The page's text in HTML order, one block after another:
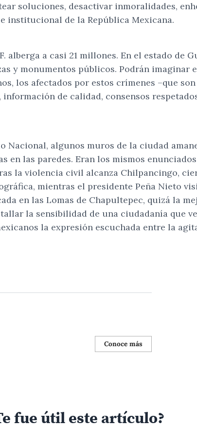
soluciones, desactivar inmoralidades,
institucional de la República Mexicana.
alberga a casi 21 millones. En el estado de
y monumentos públicos. Podrán
los afectados por estos crímenes –que
de calidad, consensos
algunos muros de la ciudad
en las paredes. Eran los mismos
la violencia civil alcanza Chilpancingo,
mientras el presidente Peña Nieto
en las Lomas de Chapultepec, quizá la
la sensibilidad de una ciudadanía que
la expresión escuchada entre la
Conoce más
fue útil este artículo?